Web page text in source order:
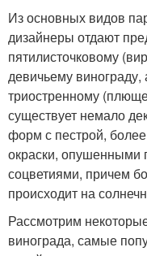
Из основных видов
дизайнеры отдают
пятилисточковому
девичьему винограду,
триостренному
существует немало
форм с пестрой,
окраски, опушенными
соцветиями, причем
происходит на
Рассмотрим
винограда, самые